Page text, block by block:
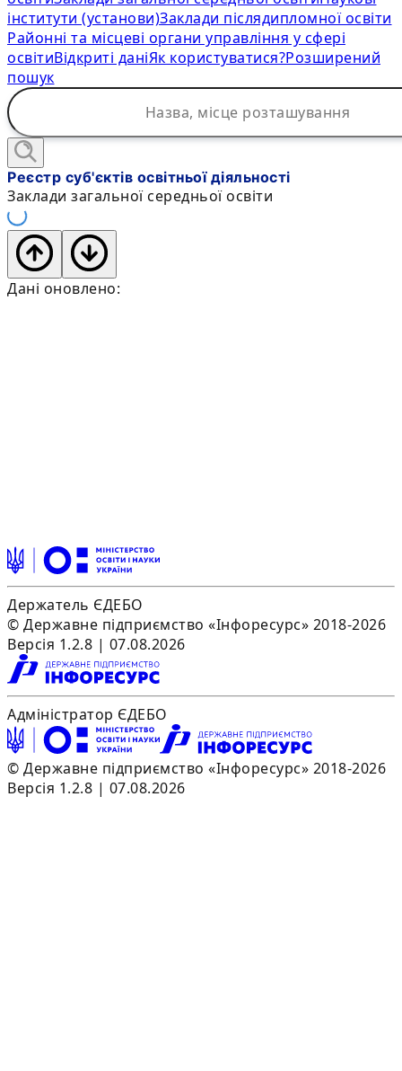
інститути (установи)Заклади післядипломної освіти
Районні та місцеві органи управління у сфері
освітиВідкриті даніЯк користуватися?Розширений
пошук
Реєстр суб'єктів освітньої діяльності
Заклади загальної середньої освіти
Дані оновлено:
Держатель ЄДЕБО
© Державне підприємство «Інфоресурс» 2018-2026
Версія 1.2.8 | 07.08.2026
Адміністратор ЄДЕБО
© Державне підприємство «Інфоресурс» 2018-2026
Версія 1.2.8 | 07.08.2026